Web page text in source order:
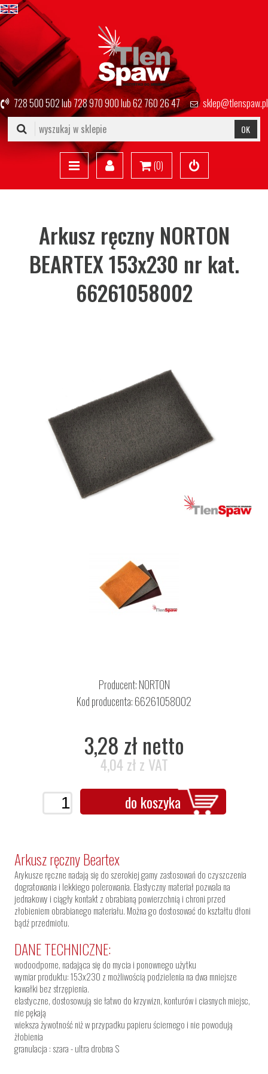
728 500 502lub728 970 900lub62 760 26 47 sklep@tlenspaw.pl
OK
(0)
Arkusz ręczny NORTON
BEARTEX 153x230 nr kat.
66261058002
Producent:NORTON
Kod producenta: 66261058002
3,28 zł netto
4,04 zł z VAT
do koszyka
Arkusz ręczny Beartex
Arykusze ręczne nadają się do szerokiej gamy zastosowań do czyszczenia
dogratowania i lekkiego polerowania. Elastyczny materiał pozwala na
jednakowy i ciągły kontakt z obrabianą powierzchnią i chroni przed
złobieniem obrabianego materiału. Można go dostosować do kształtu dłoni
bądź przedmiotu.
DANE TECHNICZNE:
wodoodporne, nadająca się do mycia i ponownego użytku
wymiar produktu: 153x230 z możliwością podzielenia na dwa mniejsze
kawałki bez strzępienia.
elastyczne, dostosowują sie łatwo do krzywizn, konturów i ciasnych miejsc,
nie pękają
wieksza żywotność niż w przypadku papieru ściernego i nie powodują
żłobienia
granulacja : szara - ultra drobna S